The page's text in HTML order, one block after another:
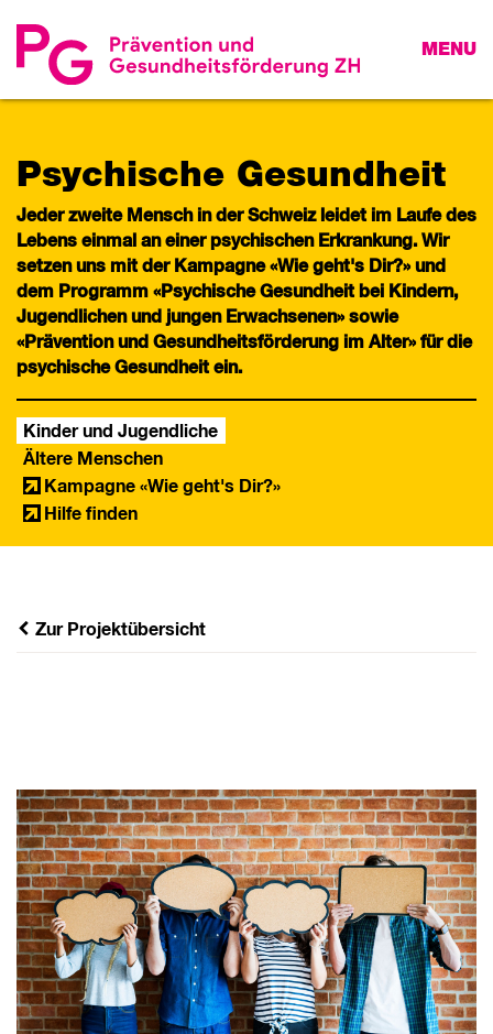
MENU
Psychische Gesundheit
Jeder zweite Mensch in der Schweiz leidet im Laufe des
Lebens einmal an einer psychischen Erkrankung. Wir
setzen uns mit der Kampagne «Wie geht's Dir?» und
dem Programm «Psychische Gesundheit bei Kindern,
Jugendlichen und jungen Erwachsenen» sowie
«Prävention und Gesundheitsförderung im Alter» für die
psychische Gesundheit ein.
Kinder und Jugendliche
Ältere Menschen
Kampagne «Wie geht's Dir?»
Hilfe finden
Zur Projektübersicht